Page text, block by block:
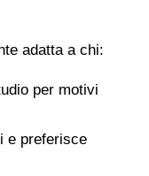
adatta a chi:
per motivi
e preferisce